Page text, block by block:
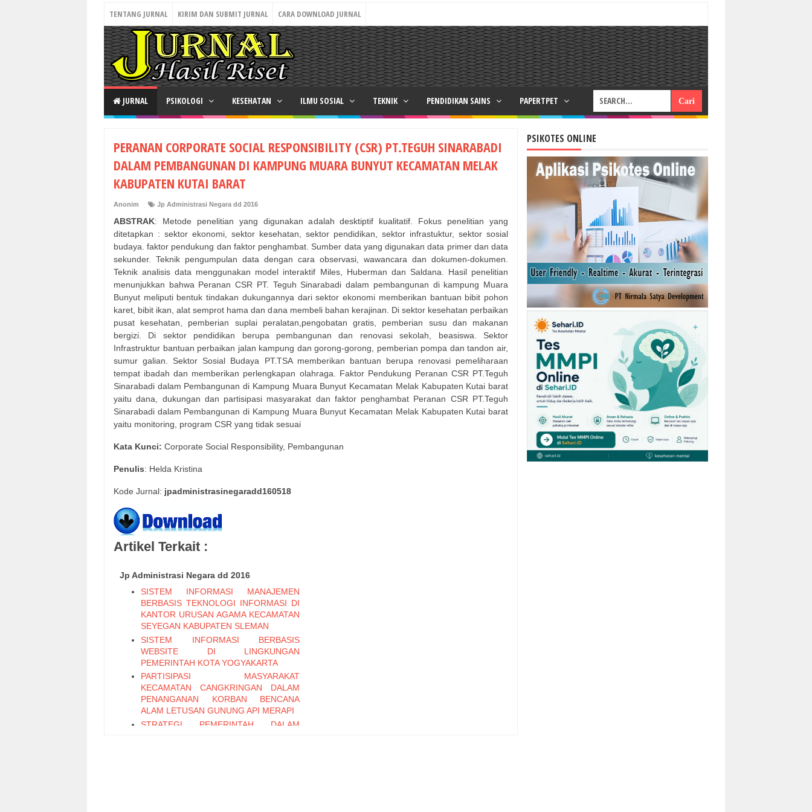
TENTANG JURNAL KIRIM DAN SUBMIT JURNAL CARA DOWNLOAD JURNAL
JURNAL PSIKOLOGI KESEHATAN ILMU SOSIAL TEKNIK PENDIDIKAN SAINS PAPERTPET
PERANAN CORPORATE SOCIAL RESPONSIBILITY (CSR) PT.TEGUH SINARABADI
DALAM PEMBANGUNAN DI KAMPUNG MUARA BUNYUT KECAMATAN MELAK
KABUPATEN KUTAI BARAT
Anonim Jp Administrasi Negara dd 2016
ABSTRAK: Metode penelitian yang digunakan adalah desktiptif kualitatif. Fokus penelitian yang
ditetapkan : sektor ekonomi, sektor kesehatan, sektor pendidikan, sektor infrastuktur, sektor sosial
budaya. faktor pendukung dan faktor penghambat. Sumber data yang digunakan data primer dan data
sekunder. Teknik pengumpulan data dengan cara observasi, wawancara dan dokumen-dokumen.
Teknik analisis data menggunakan model interaktif Miles, Huberman dan Saldana. Hasil penelitian
menunjukkan bahwa Peranan CSR PT. Teguh Sinarabadi dalam pembangunan di kampung Muara
Bunyut meliputi bentuk tindakan dukungannya dari sektor ekonomi memberikan bantuan bibit pohon
karet, bibit ikan, alat semprot hama dan dana membeli bahan kerajinan. Di sektor kesehatan perbaikan
pusat kesehatan, pemberian suplai peralatan,pengobatan gratis, pemberian susu dan makanan
bergizi. Di sektor pendidikan berupa pembangunan dan renovasi sekolah, beasiswa. Sektor
Infrastruktur bantuan perbaikan jalan kampung dan gorong-gorong, pemberian pompa dan tandon air,
sumur galian. Sektor Sosial Budaya PT.TSA memberikan bantuan berupa renovasi pemeliharaan
tempat ibadah dan memberikan perlengkapan olahraga. Faktor Pendukung Peranan CSR PT.Teguh
Sinarabadi dalam Pembangunan di Kampung Muara Bunyut Kecamatan Melak Kabupaten Kutai barat
yaitu dana, dukungan dan partisipasi masyarakat dan faktor penghambat Peranan CSR PT.Teguh
Sinarabadi dalam Pembangunan di Kampung Muara Bunyut Kecamatan Melak Kabupaten Kutai barat
yaitu monitoring, program CSR yang tidak sesuai
Kata Kunci: Corporate Social Responsibility, Pembangunan
Penulis: Helda Kristina
Kode Jurnal: jpadministrasinegaradd160518
Artikel Terkait :
Jp Administrasi Negara dd 2016
SISTEM INFORMASI MANAJEMEN
BERBASIS TEKNOLOGI INFORMASI DI
KANTOR URUSAN AGAMA KECAMATAN
SEYEGAN KABUPATEN SLEMAN
SISTEM INFORMASI BERBASIS
WEBSITE DI LINGKUNGAN
PEMERINTAH KOTA YOGYAKARTA
PARTISIPASI MASYARAKAT
KECAMATAN CANGKRINGAN DALAM
PENANGANAN KORBAN BENCANA
ALAM LETUSAN GUNUNG API MERAPI
STRATEGI PEMERINTAH DALAM
PSIKOTES ONLINE